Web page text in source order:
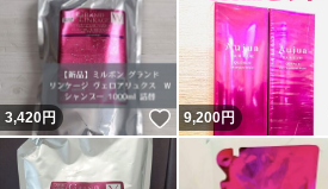
3,420円 いいね！
9,200円